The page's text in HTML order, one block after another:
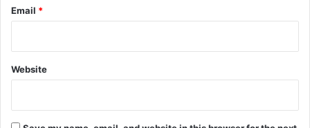
Email *
Website